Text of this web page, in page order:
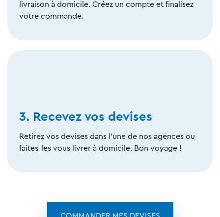
livraison à domicile. Créez un compte et finalisez
votre commande.
3. Recevez vos devises
Retirez vos devises dans l'une de nos agences ou
faites-les vous livrer à domicile. Bon voyage !